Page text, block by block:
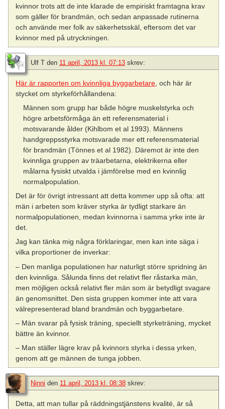
kvinnor trots att de inte klarade de empiriskt framtagna krav
som gäller för brandmän, och sedan anpassade rutinerna
och använde mer folk av säkerhetsskäl, eftersom det var
kvinnor med på utryckningen.
Ulf T den 11 april, 2013 kl. 07:13 skrev:
Här är rapporten om kvinnliga byggarbetare , och här är
stycket om styrkeförhållandena:
Männen som grupp har både högre muskelstyrka och
högre arbetsförmåga än ett referensmaterial i
motsvarande ålder (Kihlbom et al 1993). Männens
handgreppsstyrka motsvarade mer ett referensmaterial
för brandmän (Tönnes et al 1982). Däremot är inte den
kvinnliga gruppen av träarbetarna, elektrikerna eller
målarna fysiskt utvalda i jämförelse med en kvinnlig
normalpopulation.
Det är för övrigt intressant att detta kommer upp så ofta: att
män i arbeten som kräver styrka är tydligt starkare än
normalpopulationen, medan kvinnorna i samma yrke inte är
det.
Jag kan tänka mig några förklaringar, men kan inte säga i
vilka proportioner de inverkar:
– Den manliga populationen har naturligt större spridning än
den kvinnliga. Sålunda finns det relativt fler råstarka män,
men möjligen också relativt fler män som är betydligt svagare
än genomsnittet. Den sista gruppen kommer inte att vara
välrepresenterad bland brandmän och byggarbetare.
– Män svarar på fysisk träning, speciellt styrketräning, mycket
bättre än kvinnor.
– Man ställer lägre krav på kvinnors styrka i dessa yrken,
genom att ge männen de tunga jobben.
Ninni den 11 april, 2013 kl. 08:38 skrev:
Detta, att man tullar på räddningstjänstens kvalité, är så